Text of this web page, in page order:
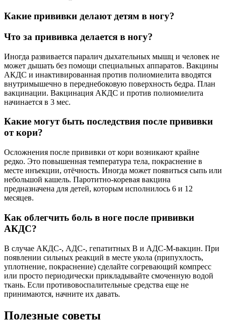
Какие прививки делают детям в ногу?
Что за прививка делается в ногу?
Иногда развивается паралич дыхательных мышц и человек не
может дышать без помощи специальных аппаратов. Вакцины
АКДС и инактивированная против полиомиелита вводятся
внутримышечно в переднебоковую поверхность бедра. План
вакцинации. Вакцинация АКДС и против полиомиелита
начинается в 3 мес.
Какие могут быть последствия после прививки
от кори?
Осложнения после прививки от кори возникают крайне
редко. Это повышенная температура тела, покраснение в
месте инъекции, отёчность. Иногда может появиться сыпь или
небольшой кашель. Паротитно-коревая вакцина
предназначена для детей, которым исполнилось 6 и 12
месяцев.
Как облегчить боль в ноге после прививки
АКДС?
В случае АКДС-, АДС-, гепатитных В и АДС-М-вакцин. При
появлении сильных реакций в месте укола (припухлость,
уплотнение, покраснение) сделайте согревающий компресс
или просто периодически прикладывайте смоченную водой
ткань. Если противовоспалительные средства еще не
принимаются, начните их давать.
Полезные советы